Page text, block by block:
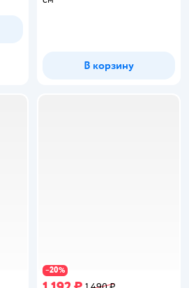
В корзину
−20%